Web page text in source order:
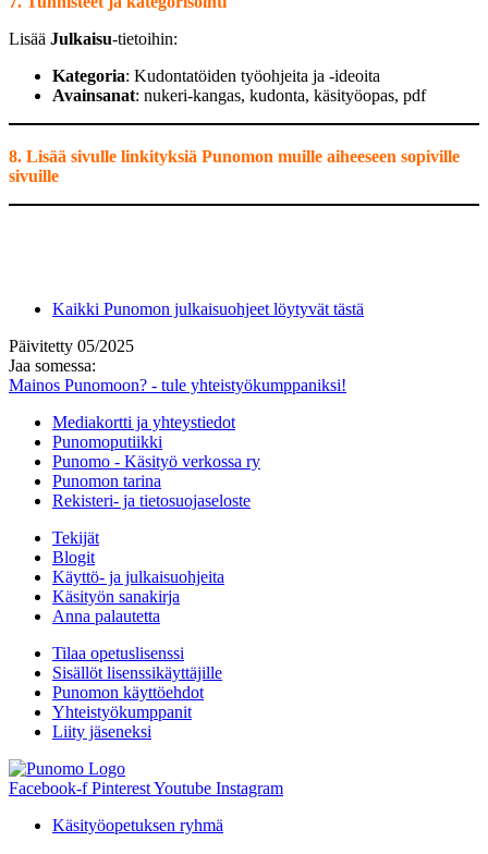
Lisää Julkaisu-tietoihin:
Kategoria: Kudontatöiden työohjeita ja -ideoita
Avainsanat: nukeri-kangas, kudonta, käsityöopas, pdf
8. Lisää sivulle linkityksiä Punomon muille aiheeseen sopiville
sivuille
Kaikki Punomon julkaisuohjeet löytyvät tästä
Päivitetty 05/2025
Jaa somessa:
Mainos Punomoon? - tule yhteistyökumppaniksi!
Mediakortti ja yhteystiedot
Punomoputiikki
Punomo - Käsityö verkossa ry
Punomon tarina
Rekisteri- ja tietosuojaseloste
Tekijät
Blogit
Käyttö- ja julkaisuohjeita
Käsityön sanakirja
Anna palautetta
Tilaa opetuslisenssi
Sisällöt lisenssikäyttäjille
Punomon käyttöehdot
Yhteistyökumppanit
Liity jäseneksi
Facebook-f PinterestYoutube Instagram
Käsityöopetuksen ryhmä